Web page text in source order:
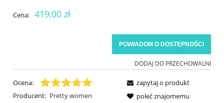
Cena: 419,00 zł
POWIADOM O DOSTĘPNOŚCI
DODAJ DO PRZECHOWALNI
Ocena:
Producent: Pretty women
zapytaj o produkt
poleć znajomemu